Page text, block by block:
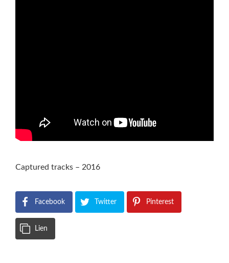
Captured tracks – 2016
Facebook Twitter Pinterest
Lien